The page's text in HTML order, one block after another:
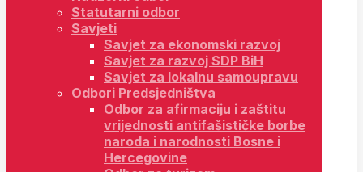
Statutarni odbor
Savjeti
Savjet za ekonomski razvoj
Savjet za razvoj SDP BiH
Savjet za lokalnu samoupravu
Odbori Predsjedništva
Odbor za afirmaciju i zaštitu
vrijednosti antifašističke borbe
naroda i narodnosti Bosne i
Hercegovine